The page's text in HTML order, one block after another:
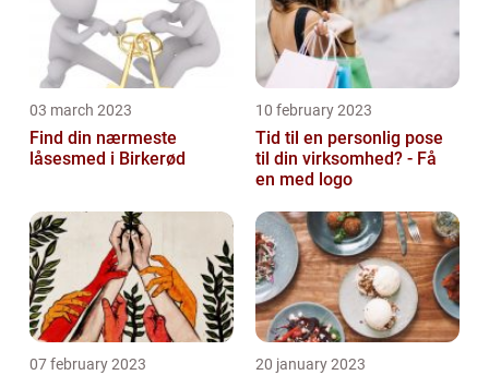
03 march 2023
Find din nærmeste
låsesmed i Birkerød
10 february 2023
Tid til en personlig pose
til din virksomhed? - Få
en med logo
07 february 2023 20 january 2023